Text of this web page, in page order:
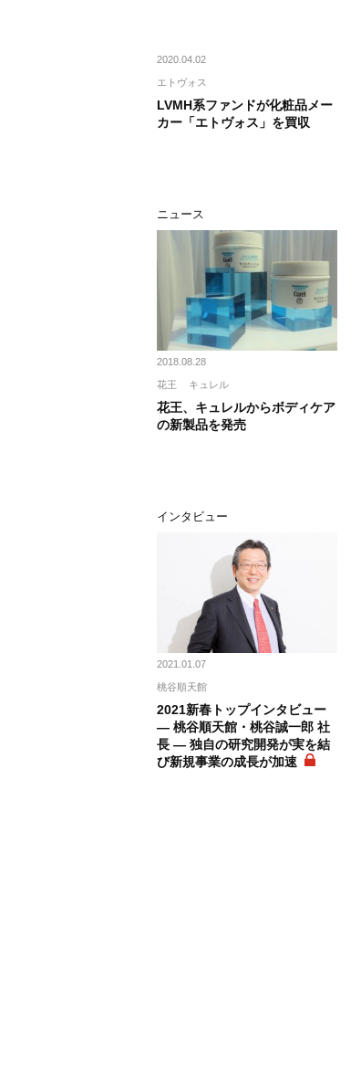
2020.04.02
エトヴォス
LVMH系ファンドが化粧品メー
カー「エトヴォス」を買収
ニュース
2018.08.28
花王 キュレル
花王、キュレルからボディケア
の新製品を発売
インタビュー
2021.01.07
桃谷順天館
2021新春トップインタビュー
― 桃谷順天館・桃谷誠一郎 社
長 ― 独自の研究開発が実を結
び新規事業の成長が加速